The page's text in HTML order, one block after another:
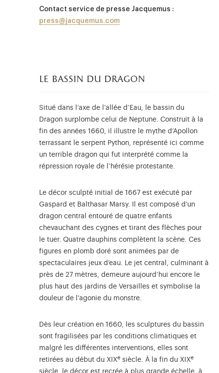
Contact service de presse Jacquemus :
press@jacquemus.com
le bassin du dragon
Situé dans l’axe de l’allée d’Eau, le bassin du
Dragon surplombe celui de Neptune. Construit à la
fin des années 1660, il illustre le mythe d’Apollon
terrassant le serpent Python, représenté ici comme
un terrible dragon qui fut interprété comme la
répression royale de l’hérésie protestante.
Le décor sculpté initial de 1667 est exécuté par
Gaspard et Balthasar Marsy. Il est composé d’un
dragon central entouré de quatre enfants
chevauchant des cygnes et tirant des flèches pour
le tuer. Quatre dauphins complètent la scène. Ces
figures en plomb doré sont animées par de
spectaculaires jeux d’eau. Le jet central, culminant à
près de 27 mètres, demeure aujourd’hui encore le
plus haut des jardins de Versailles et symbolise la
douleur de l’agonie du monstre.
Dès leur création en 1660, les sculptures du bassin
sont fragilisées par les conditions climatiques et
malgré les différentes interventions, elles sont
retirées au début du XIXe siècle. À la fin du XIXe